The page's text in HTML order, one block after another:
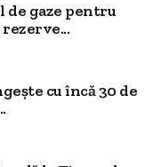
de gaze pentru
cu încă 30 de